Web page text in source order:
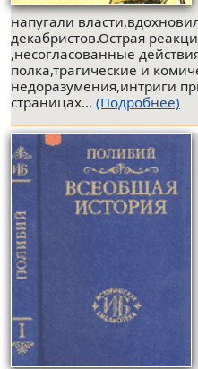
напугали
декабристов.Острая
,несогласованные
полка,трагические и
недоразумения,интриги
страницах... (Подробнее)